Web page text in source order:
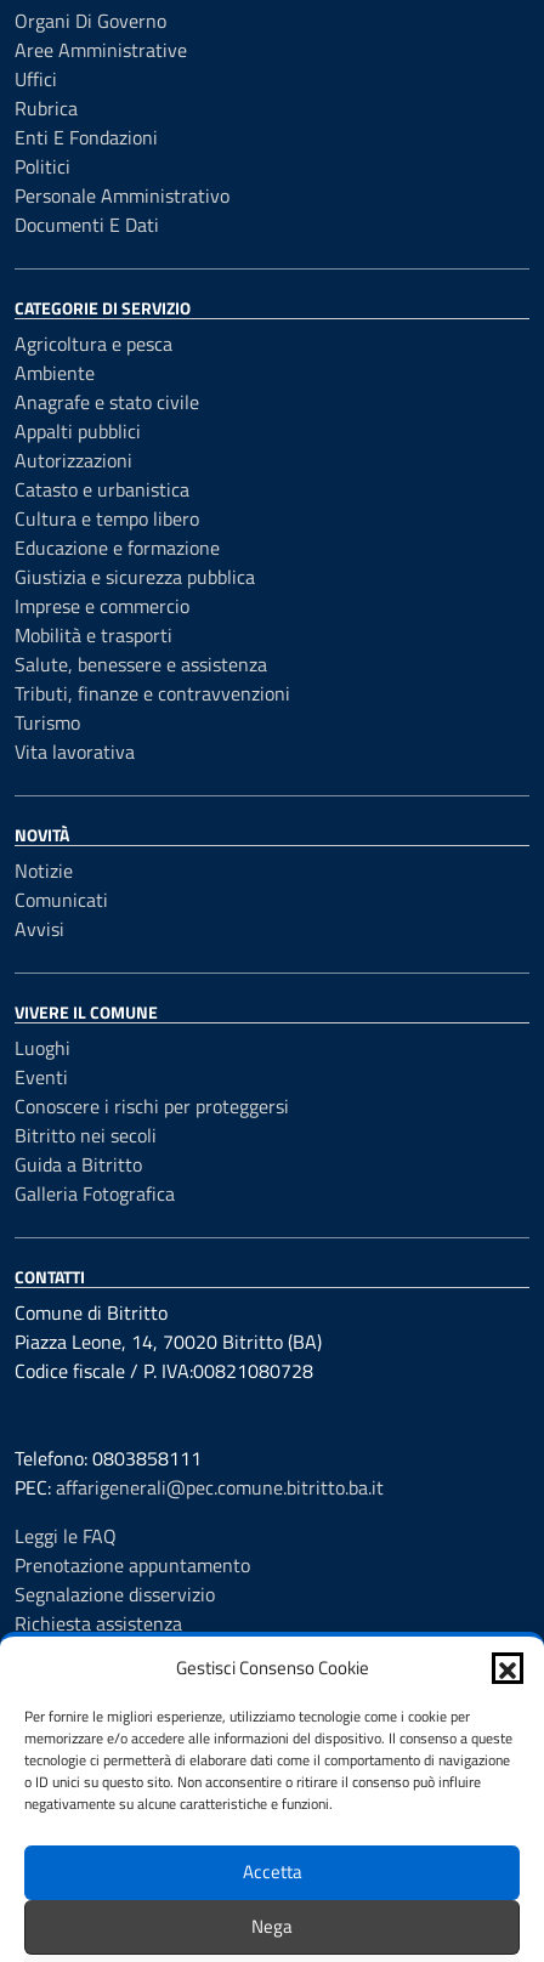
Gestisci Consenso Cookie
Per fornire le migliori esperienze, utilizziamo tecnologie come i cookie per
memorizzare e/o accedere alle informazioni del dispositivo. Il consenso a queste
tecnologie ci permetterà di elaborare dati come il comportamento di navigazione
o ID unici su questo sito. Non acconsentire o ritirare il consenso può influire
negativamente su alcune caratteristiche e funzioni.
Accetta
Nega
Organi Di Governo
Aree Amministrative
Uffici
Rubrica
Enti E Fondazioni
Politici
Personale Amministrativo
Documenti E Dati
CATEGORIE DI SERVIZIO
Agricoltura e pesca
Ambiente
Anagrafe e stato civile
Appalti pubblici
Autorizzazioni
Catasto e urbanistica
Cultura e tempo libero
Educazione e formazione
Giustizia e sicurezza pubblica
Imprese e commercio
Mobilità e trasporti
Salute, benessere e assistenza
Tributi, finanze e contravvenzioni
Turismo
Vita lavorativa
NOVITÀ
Notizie
Comunicati
Avvisi
VIVERE IL COMUNE
Luoghi
Eventi
Conoscere i rischi per proteggersi
Bitritto nei secoli
Guida a Bitritto
Galleria Fotografica
CONTATTI
Comune di Bitritto
Piazza Leone, 14, 70020 Bitritto (BA)
Codice fiscale / P. IVA:00821080728
Telefono: 0803858111
PEC:affarigenerali@pec.comune.bitritto.ba.it
Leggi le FAQ
Prenotazione appuntamento
Segnalazione disservizio
Richiesta assistenza
Amministrazione trasparente
Informativa privacy
Cookie Policy (UE)
Dichiarazione di accessibilità
SEGUICI SU
youtube twitter facebook